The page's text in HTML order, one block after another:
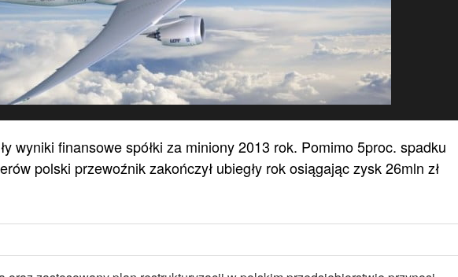
wyniki finansowe spółki za miniony 2013 rok. Pomimo 5proc. spadku
polski przewoźnik zakończył ubiegły rok osiągając zysk 26mln zł